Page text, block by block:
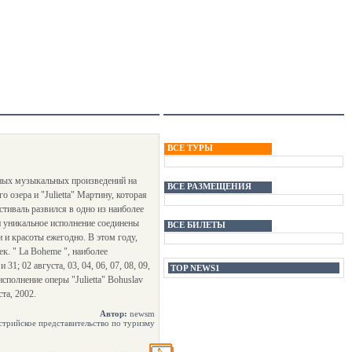
музыкальных произведений на
озера и "Julietta" Мартину, которая
развился в одно из наиболее
исполнение соединены
красоты ежегодно. В этом году,
" La Boheme ", наиболее
02 августа, 03, 04, 06, 07, 08, 09,
оперы "Julietta" Bohuslav
2002.
Автор: newsm
представительство по туризму
ВСЕ ТУРЫ
ВСЕ РАЗМЕЩЕНИЯ
ВСЕ БИЛЕТЫ
TOP NEWS1